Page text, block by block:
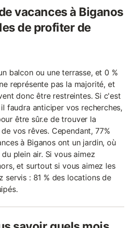
vacances à Biganos
de profiter de
balcon ou une terrasse, et 0 %
représente pas la majorité, et
donc être restreintes. Si c'est
faudra anticiper vos recherches,
être sûr.e de trouver la
vos rêves. Cependant, 77%
à Biganos ont un jardin, où
plein air. Si vous aimez
et surtout si vous aimez les
servis : 81 % des locations de